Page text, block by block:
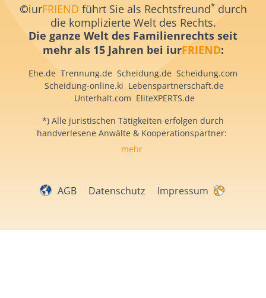
©iurFRIEND führt Sie als Rechtsfreund*durch
die komplizierte Welt des Rechts.
Die ganze Welt des Familienrechts seit
mehr als 15 Jahren bei iurFRIEND:
Ehe.de Trennung.de Scheidung.de Scheidung.com
Scheidung-online.ki Lebenspartnerschaft.de
Unterhalt.com EliteXPERTS.de
*) Alle juristischen Tätigkeiten erfolgen durch
handverlesene Anwälte & Kooperationspartner:
mehr
AGB Datenschutz Impressum